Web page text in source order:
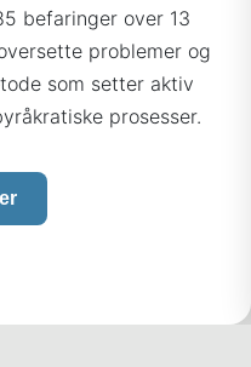
befaringer over 13
problemer og
som setter aktiv
prosesser.